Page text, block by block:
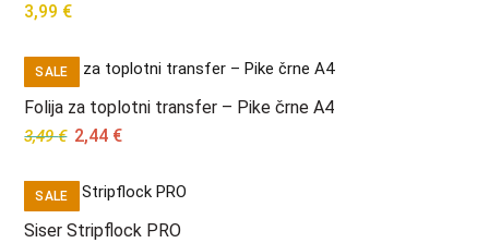
3,99 €
SALE
Folija za toplotni transfer – Pike črne A4
3,49€ Original
was:
3,49 €.
2,44 €Current
is:
SALE
Siser Stripflock PRO